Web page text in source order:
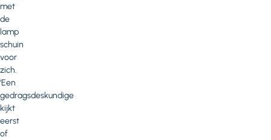
met
de
lamp
schuin
voor
zich.
‘Een
gedragsdeskundige
kijkt
eerst
of